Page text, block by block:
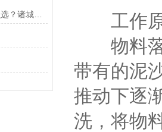
酱菜加工设备生产厂家怎么选？诸城冠通机械为您支招
工作原
物料落
带有的泥
推动下逐
洗，将物